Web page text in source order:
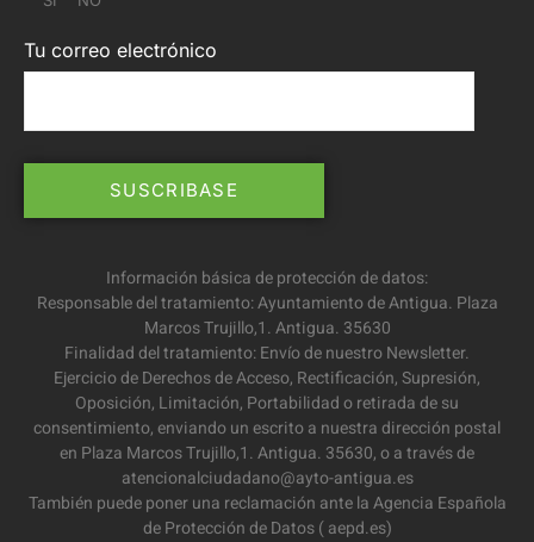
Tu correo electrónico
Información básica de protección de datos:
Responsable del tratamiento: Ayuntamiento de Antigua. Plaza
Marcos Trujillo,1. Antigua. 35630
Finalidad del tratamiento: Envío de nuestro Newsletter.
Ejercicio de Derechos de Acceso, Rectificación, Supresión,
Oposición, Limitación, Portabilidad o retirada de su
consentimiento, enviando un escrito a nuestra dirección postal
en Plaza Marcos Trujillo,1. Antigua. 35630, o a través de
atencionalciudadano@ayto-antigua.es
También puede poner una reclamación ante la Agencia Española
de Protección de Datos ( aepd.es)